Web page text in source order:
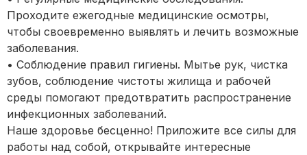
Проходите ежегодные медицинские осмотры,
чтобы своевременно выявлять и лечить возможные
заболевания.
• Соблюдение правил гигиены. Мытье рук, чистка
зубов, соблюдение чистоты жилища и рабочей
среды помогают предотвратить распространение
инфекционных заболеваний.
Наше здоровье бесценно! Приложите все силы для
работы над собой, открывайте интересные